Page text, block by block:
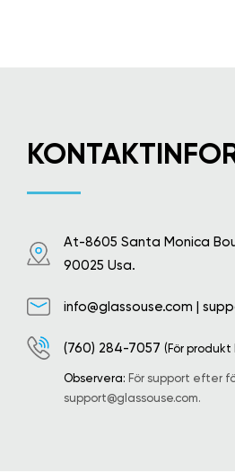
At-8605 Santa Monica
90025 Usa.
info@glassouse.com |
(760) 284-7057 (För produkt
Observera: För support efter
support@glassouse.com.